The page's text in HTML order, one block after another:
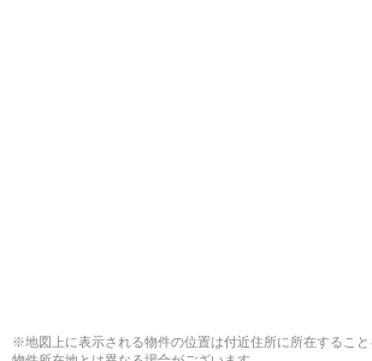
※地図上に表示される物件の位置は付近住所に所在するこ